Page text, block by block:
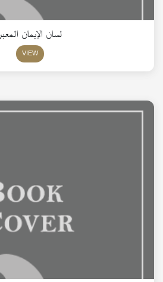
لسان الإيمان المعبر
VIEW